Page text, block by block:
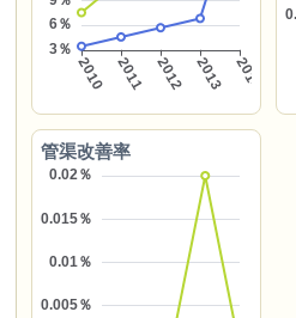
管渠改善率